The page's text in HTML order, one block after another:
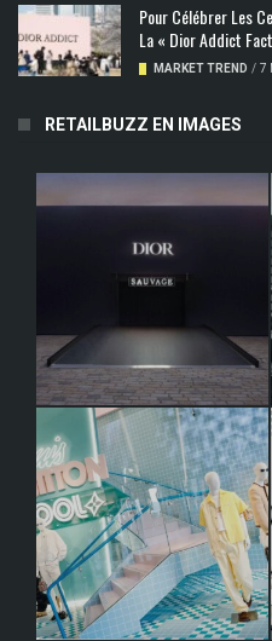
Pour Célébrer Les
La « Dior Addict
MARKET TREND / 7
RETAILBUZZ EN IMAGES